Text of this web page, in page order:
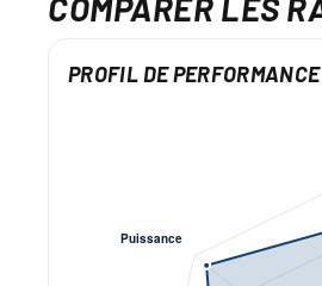
COMPARER LES
PROFIL DE PERFORMANCE